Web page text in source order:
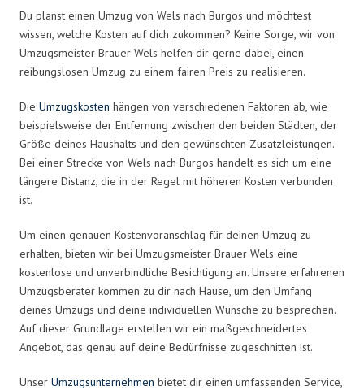
Du planst einen Umzug von Wels nach Burgos und möchtest
wissen, welche Kosten auf dich zukommen? Keine Sorge, wir von
Umzugsmeister Brauer Wels helfen dir gerne dabei, einen
reibungslosen Umzug zu einem fairen Preis zu realisieren.
Die Umzugskosten hängen von verschiedenen Faktoren ab, wie
beispielsweise der Entfernung zwischen den beiden Städten, der
Größe deines Haushalts und den gewünschten Zusatzleistungen.
Bei einer Strecke von Wels nach Burgos handelt es sich um eine
längere Distanz, die in der Regel mit höheren Kosten verbunden
ist.
Um einen genauen Kostenvoranschlag für deinen Umzug zu
erhalten, bieten wir bei Umzugsmeister Brauer Wels eine
kostenlose und unverbindliche Besichtigung an. Unsere erfahrenen
Umzugsberater kommen zu dir nach Hause, um den Umfang
deines Umzugs und deine individuellen Wünsche zu besprechen.
Auf dieser Grundlage erstellen wir ein maßgeschneidertes
Angebot, das genau auf deine Bedürfnisse zugeschnitten ist.
Unser Umzugsunternehmen bietet dir einen umfassenden Service,